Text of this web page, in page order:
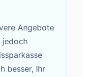
Angebote
jedoch
besser, Ihr